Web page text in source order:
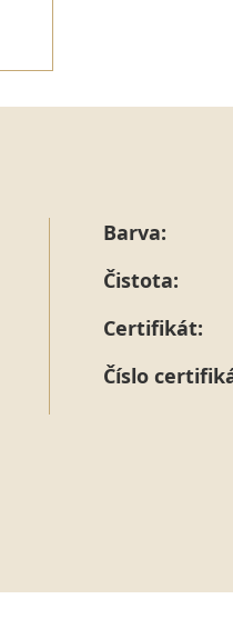
Barva:
Čistota:
Certifikát:
Číslo